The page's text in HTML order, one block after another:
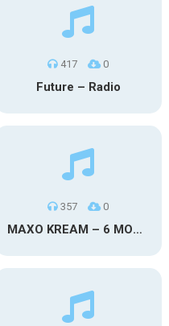
417 0
Future – Radio
357 0
MAXO KREAM – 6 MONTHS CLEAN